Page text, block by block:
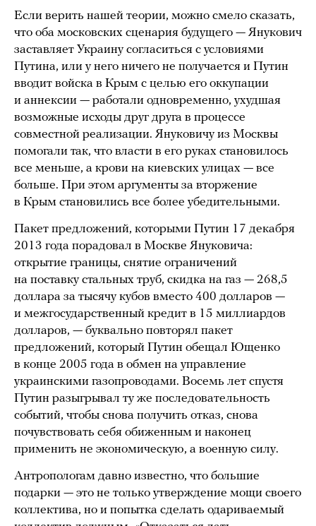
Если верить нашей теории, можно смело сказать,
что оба московских сценария будущего — Янукович
заставляет Украину согласиться с условиями
Путина, или у него ничего не получается и Путин
вводит войска в Крым с целью его оккупации
и аннексии — работали одновременно, ухудшая
возможные исходы друг друга в процессе
совместной реализации. Януковичу из Москвы
помогали так, что власти в его руках становилось
все меньше, а крови на киевских улицах — все
больше. При этом аргументы за вторжение
в Крым становились все более убедительными.
Пакет предложений, которыми Путин 17 декабря
2013 года порадовал в Москве Януковича:
открытие границы, снятие ограничений
на поставку стальных труб, скидка на газ — 268,5
доллара за тысячу кубов вместо 400 долларов —
и межгосударственный кредит в 15 миллиардов
долларов, — буквально повторял пакет
предложений, который Путин обещал Ющенко
в конце 2005 года в обмен на управление
украинскими газопроводами. Восемь лет спустя
Путин разыгрывал ту же последовательность
событий, чтобы снова получить отказ, снова
почувствовать себя обиженным и наконец
применить не экономическую, а военную силу.
Антропологам давно известно, что большие
подарки — это не только утверждение мощи своего
коллектива, но и попытка сделать одариваемый